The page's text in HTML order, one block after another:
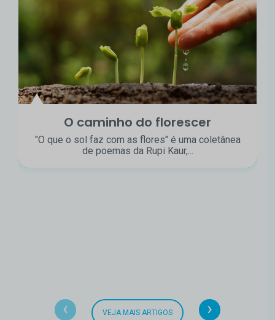
O caminho do florescer
"O que o sol faz com as flores" é uma coletânea
de poemas da Rupi Kaur,...
‹ ›
VEJA MAIS ARTIGOS